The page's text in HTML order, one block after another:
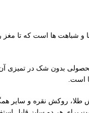
شباهت ها است که تا
است.
طلا، روکش نقره و